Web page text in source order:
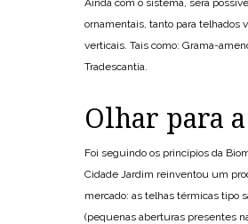
Ainda com o sistema, será
ornamentais, tanto para telhados
verticais. Tais como: Grama-
Tradescantia.
Olhar para
Foi seguindo os princípios da
Cidade Jardim reinventou um
mercado: as telhas térmicas tipo
(pequenas aberturas presentes